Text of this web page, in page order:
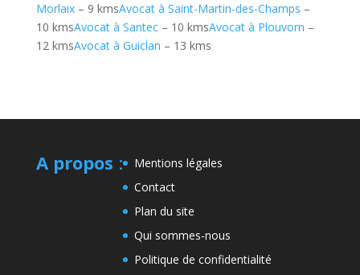
Morlaix– 9 kmsAvocat à Saint-Martin-des-Champs –
10 kmsAvocat à Santec– 10 kmsAvocat à Plouvorn –
12 kmsAvocat à Guiclan – 13 kms
A propos :
Mentions légales
Contact
Plan du site
Qui sommes-nous
Politique de confidentialité